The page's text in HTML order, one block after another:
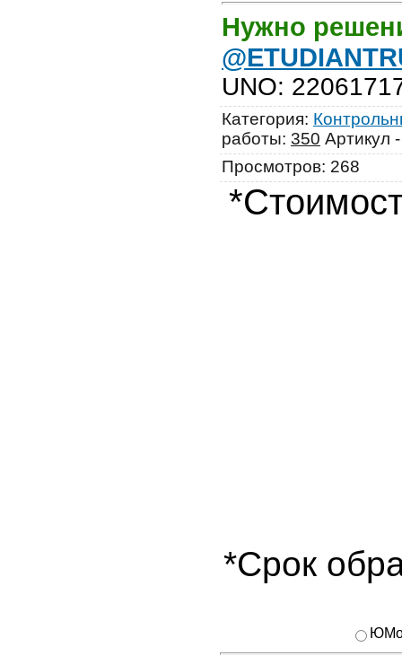
Нужно
UNO:
Категория:
работы: 350 Артикул
Просмотров: 268
*Срок